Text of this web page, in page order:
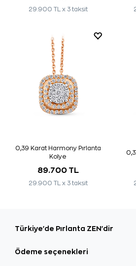
29.900 TL x 3 taksit
0,39 Karat Harmony Pırlanta
Kolye
89.700 TL
29.900 TL x 3 taksit
Türkiye'de Pırlanta ZEN'dir
Ödeme seçenekleri